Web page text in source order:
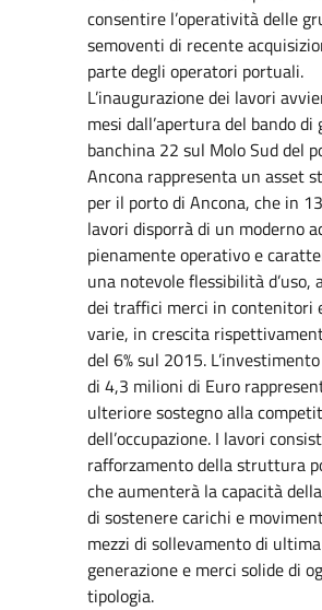
consentire l’operatività delle
semoventi di recente
parte degli operatori portuali.
L’inaugurazione dei lavori
mesi dall’apertura del bando di
banchina 22 sul Molo Sud del
Ancona rappresenta un asset
per il porto di Ancona, che in
lavori disporrà di un moderno
pienamente operativo e
una notevole flessibilità d’uso,
dei traffici merci in contenitori
varie, in crescita
del 6% sul 2015.
di 4,3 milioni di Euro
ulteriore sostegno alla
dell’occupazione. I lavori
rafforzamento della struttura
che aumenterà la capacità
di sostenere carichi e
mezzi di sollevamento di ultima
generazione e merci solide di
tipologia.